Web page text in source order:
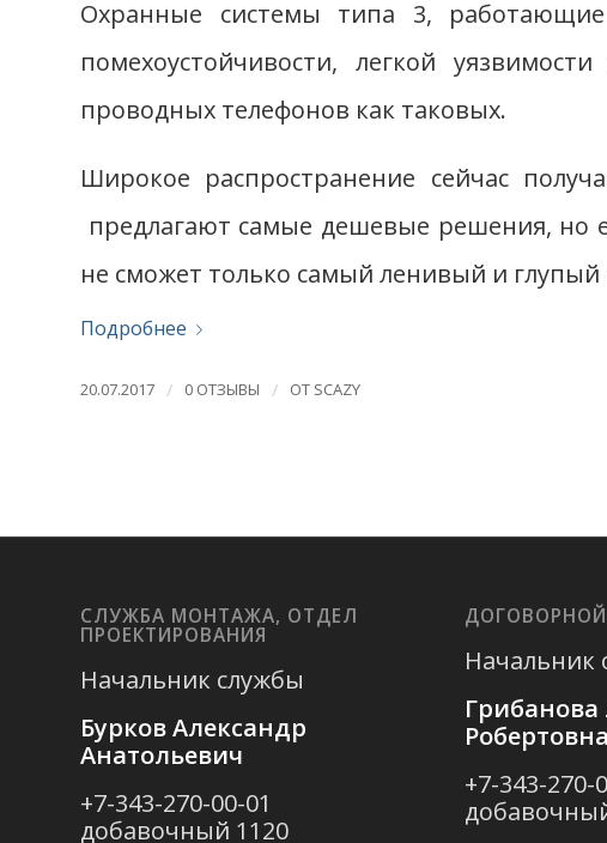
Охранные системы типа 3,
помехоустойчивости, легкой
проводных телефонов как таковых.
Широкое распространение сейчас
предлагают самые дешевые решения, но
не сможет только самый ленивый и глупый
Подробнее
20.07.2017 / 0 ОТЗЫВЫ / ОТ SCAZY
СЛУЖБА МОНТАЖА, ОТДЕЛ
ПРОЕКТИРОВАНИЯ
Начальник службы
Бурков Александр
Анатольевич
+7-343-270-00-01
добавочный 1120
Начальник
Грибанова
Робертовна
+7-343-270-